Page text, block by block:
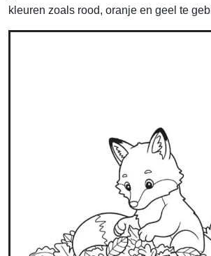
kleuren zoals rood, oranje en geel te